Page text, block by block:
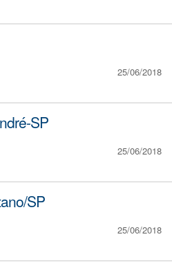
25/06/2018
SP
25/06/2018
SP
25/06/2018